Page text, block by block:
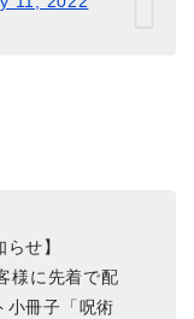
せ】
様に先着で配
小冊子「呪術